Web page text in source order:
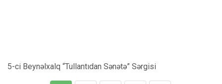
5-ci Beynəlxalq “Tullantıdan Sənətə” Sərgisi